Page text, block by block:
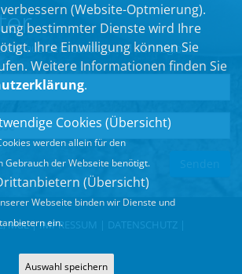
aus dem Landtag und der Region.
MdL |IMPRESSUM DATENSCHUTZ
(Website-Optmierung).
bestimmter Dienste wird Ihre
Ihre Einwilligung können Sie
Weitere Informationen finden Sie
.
Cookies (Übersicht)
werden allein für den
Gebrauch der Webseite benötigt.
(Übersicht)
Webseite binden wir Dienste und
ein.
Auswahl speichern